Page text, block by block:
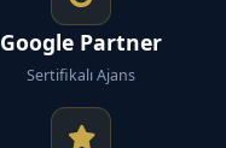
Google Partner
Sertifikalı Ajans